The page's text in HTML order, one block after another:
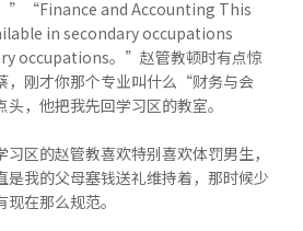
”“Finance and Accounting This
in secondary occupations
occupations。”赵管教顿时有点惊
，刚才你那个专业叫什么“财务与会
，他把我先回学习区的教室。
区的赵管教喜欢特别喜欢体罚男生，
是我的父母塞钱送礼维持着，那时候少
在那么规范。